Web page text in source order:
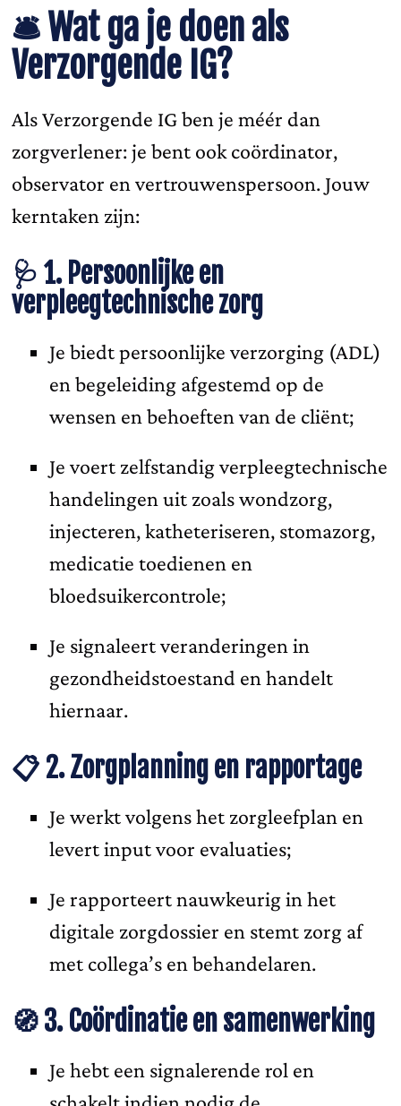
🛎️Wat ga je doen als
Verzorgende IG?
Als Verzorgende IG ben je méér dan
zorgverlener: je bent ook coördinator,
observator en vertrouwenspersoon. Jouw
kerntaken zijn:
🩺 1. Persoonlijke en
verpleegtechnische zorg
Je biedt persoonlijke verzorging (ADL)
en begeleiding afgestemd op de
wensen en behoeften van de cliënt;
Je voert zelfstandig verpleegtechnische
handelingen uit zoals wondzorg,
injecteren, katheteriseren, stomazorg,
medicatie toedienen en
bloedsuikercontrole;
Je signaleert veranderingen in
gezondheidstoestand en handelt
hiernaar.
📋 2. Zorgplanning en rapportage
Je werkt volgens het zorgleefplan en
levert input voor evaluaties;
Je rapporteert nauwkeurig in het
digitale zorgdossier en stemt zorg af
met collega’s en behandelaren.
🧭 3. Coördinatie en samenwerking
Je hebt een signalerende rol en